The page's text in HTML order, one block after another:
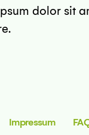
dolor sit
Impressum